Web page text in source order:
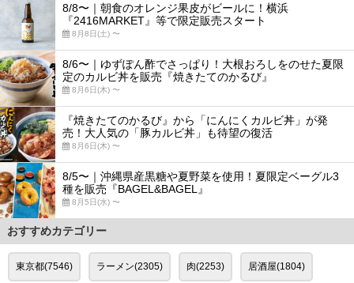
8/8〜｜朝食のオレンジ果皮がビールに！横浜
『2416MARKET』等で限定販売スタート
8月8日(土) 〜
8/6〜｜ゆずぽん酢でさっぱり！大根おろしをのせた夏限
定のカルビ丼を販売『焼きたてのかるび』
8月6日(木) 〜
『焼きたてのかるび』から「にんにくカルビ丼」が発
売！大人気の「豚カルビ丼」も待望の復活
8月6日(木) 〜
8/5〜｜沖縄県産黒糖や夏野菜を使用！夏限定ベーグル3
種を販売『BAGEL&BAGEL』
8月5日(水) 〜
おすすめカテゴリー
東京都(7546) ラーメン(2305) 肉(2253) 居酒屋(1804)